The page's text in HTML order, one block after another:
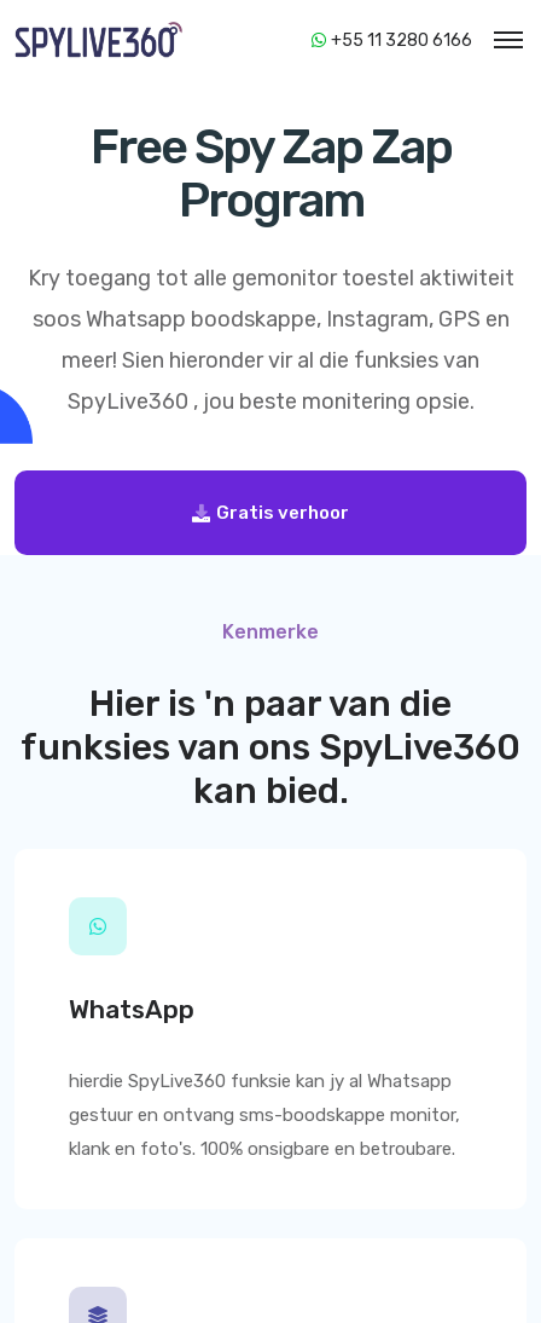
+55 11 3280 6166
Free Spy Zap Zap
Program
Kry toegang tot alle gemonitor toestel aktiwiteit
soos Whatsapp boodskappe, Instagram, GPS en
meer! Sien hieronder vir al die funksies van
SpyLive360 , jou beste monitering opsie.
Gratis verhoor
Kenmerke
Hier is 'n paar van die
funksies van ons SpyLive360
kan bied.
WhatsApp
hierdie SpyLive360 funksie kan jy al Whatsapp
gestuur en ontvang sms-boodskappe monitor,
klank en foto's. 100% onsigbare en betroubare.